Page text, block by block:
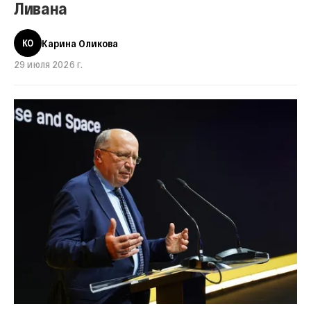
Ливана
КО
Карина Оликова
29 июля 2026 г.